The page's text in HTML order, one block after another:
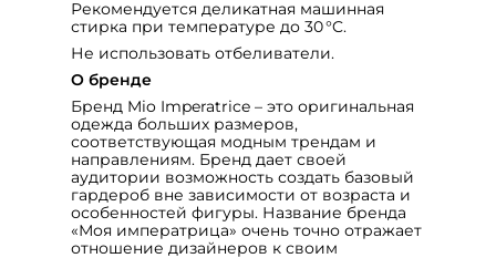
Рекомендуется деликатная машинная
стирка при температуре до 30 °C.
Не использовать отбеливатели.
О бренде
Бренд Mio Imperatrice – это оригинальная
одежда больших размеров,
соответствующая модным трендам и
направлениям. Бренд дает своей
аудитории возможность создать базовый
гардероб вне зависимости от возраста и
особенностей фигуры. Название бренда
«Моя императрица» очень точно отражает
отношение дизайнеров к своим